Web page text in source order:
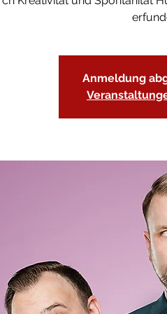
Anmeldung